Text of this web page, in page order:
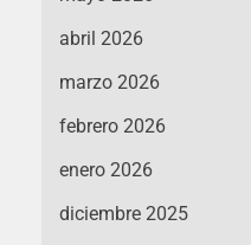
abril 2026
marzo 2026
febrero 2026
enero 2026
diciembre 2025